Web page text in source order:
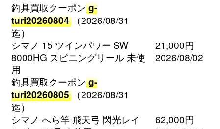
釣具買取クーポン g-
turi20260804
（2026/08/31
迄）
シマノ 15 ツインパワー SW
8000HG スピニングリール 未使
用
釣具買取クーポン g-
turi20260805
（2026/08/31
迄）
21,000円
2026/08/02
シマノ へら竿 飛天弓 閃光レイ
62,000円